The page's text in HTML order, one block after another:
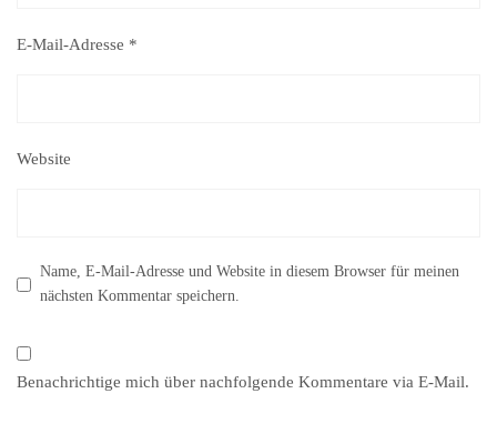
E-Mail-Adresse *
Website
Name, E-Mail-Adresse und Website in diesem Browser für meinen
nächsten Kommentar speichern.
Benachrichtige mich über nachfolgende Kommentare via E-Mail.